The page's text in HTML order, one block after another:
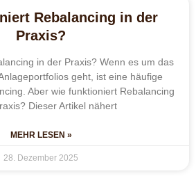
Rebalancing in der
Praxis?
in der Praxis? Wenn es um das
geht, ist eine häufige
Aber wie funktioniert Rebalancing
Dieser Artikel nähert
MEHR LESEN »
28. Dezember 2025